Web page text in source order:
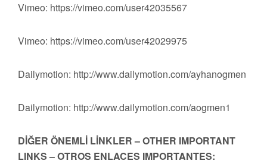
Vimeo: https://vimeo.com/user42035567
Vimeo: https://vimeo.com/user42029975
Dailymotion: http://www.dailymotion.com/ayhanogmen
Dailymotion: http://www.dailymotion.com/aogmen1
DİĞER ÖNEMLİ LİNKLER – OTHER IMPORTANT
LINKS – OTROS ENLACES IMPORTANTES: